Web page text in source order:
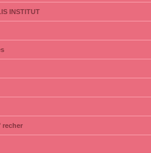
INSTITUT
recher